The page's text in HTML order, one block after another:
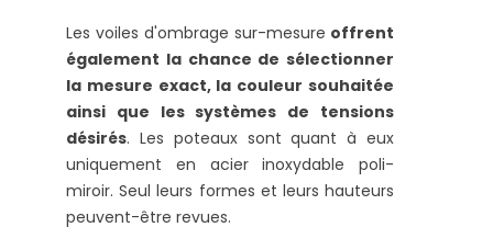
Les voiles d'ombrage sur-mesure offrent
également la chance de sélectionner
la mesure exact, la couleur souhaitée
ainsi que les systèmes de tensions
désirés. Les poteaux sont quant à eux
uniquement en acier inoxydable poli-
miroir. Seul leurs formes et leurs hauteurs
peuvent-être revues.